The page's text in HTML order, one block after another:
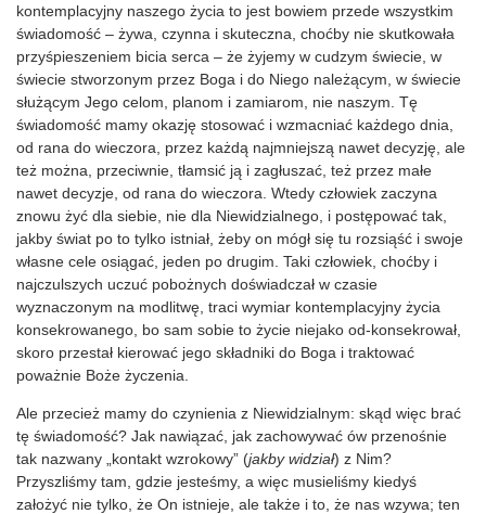
kontemplacyjny naszego życia to jest bowiem przede wszystkim
świadomość – żywa, czynna i skuteczna, choćby nie skutkowała
przyśpieszeniem bicia serca – że żyjemy w cudzym świecie, w
świecie stworzonym przez Boga i do Niego należącym, w świecie
służącym Jego celom, planom i zamiarom, nie naszym. Tę
świadomość mamy okazję stosować i wzmacniać każdego dnia,
od rana do wieczora, przez każdą najmniejszą nawet decyzję, ale
też można, przeciwnie, tłamsić ją i zagłuszać, też przez małe
nawet decyzje, od rana do wieczora. Wtedy człowiek zaczyna
znowu żyć dla siebie, nie dla Niewidzialnego, i postępować tak,
jakby świat po to tylko istniał, żeby on mógł się tu rozsiąść i swoje
własne cele osiągać, jeden po drugim. Taki człowiek, choćby i
najczulszych uczuć pobożnych doświadczał w czasie
wyznaczonym na modlitwę, traci wymiar kontemplacyjny życia
konsekrowanego, bo sam sobie to życie niejako od-konsekrował,
skoro przestał kierować jego składniki do Boga i traktować
poważnie Boże życzenia.
Ale przecież mamy do czynienia z Niewidzialnym: skąd więc brać
tę świadomość? Jak nawiązać, jak zachowywać ów przenośnie
tak nazwany „kontakt wzrokowy” (jakby widział) z Nim?
Przyszliśmy tam, gdzie jesteśmy, a więc musieliśmy kiedyś
założyć nie tylko, że On istnieje, ale także i to, że nas wzywa; ten